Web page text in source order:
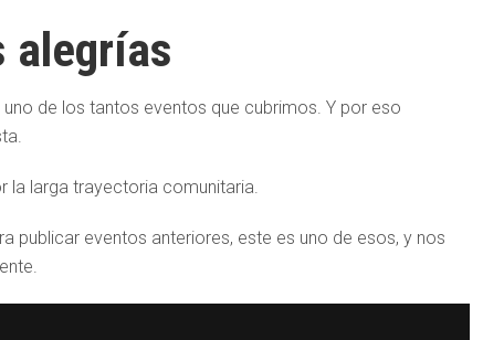
alegrías
de los tantos eventos que cubrimos. Y por eso
la larga trayectoria comunitaria.
publicar eventos anteriores, este es uno de esos, y nos